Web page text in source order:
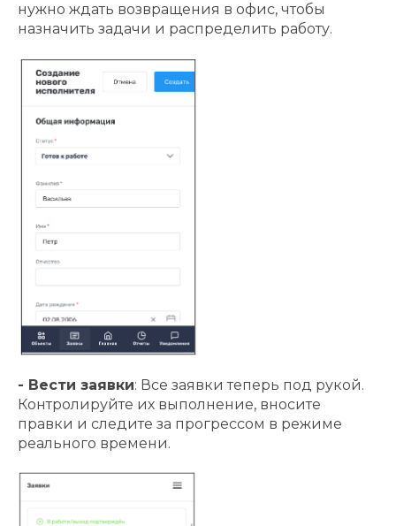
нужно ждать возвращения в офис, чтобы
назначить задачи и распределить работу.
- Вести заявки: Все заявки теперь под рукой.
Контролируйте их выполнение, вносите
правки и следите за прогрессом в режиме
реального времени.